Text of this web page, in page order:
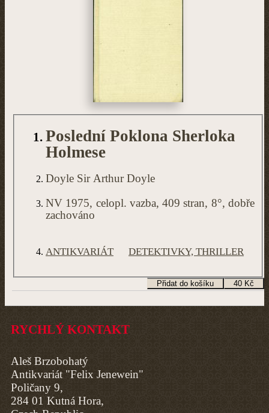
Poslední Poklona Sherloka
Holmese
Doyle Sir Arthur Doyle
NV 1975, celopl. vazba, 409 stran, 8°, dobře
zachováno
ANTIKVARIÁT DETEKTIVKY, THRILLER
RYCHLÝ KONTAKT
Aleš Brzobohatý
Antikvariát "Felix Jenewein"
Poličany 9,
284 01 Kutná Hora,